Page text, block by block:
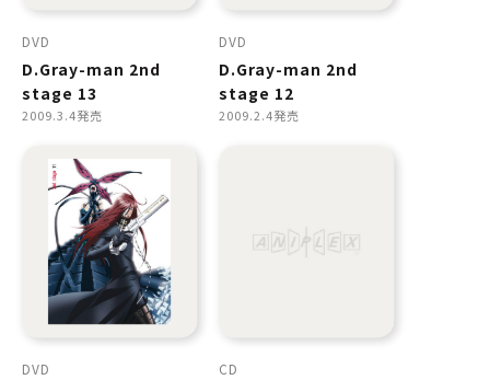
DVD
D.Gray-man 2nd
stage 13
2009.3.4発売
DVD
D.Gray-man 2nd
stage 12
2009.2.4発売
DVD CD